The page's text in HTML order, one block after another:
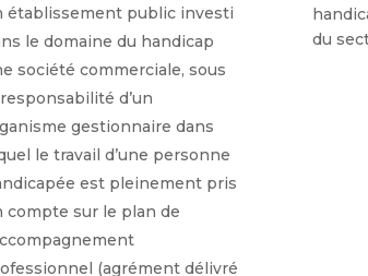
établissement public investi
le domaine du handicap
société commerciale, sous
d’un
gestionnaire dans
le travail d’une personne
est pleinement pris
compte sur le plan de
(agrément délivré
du